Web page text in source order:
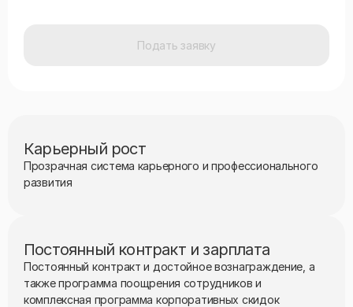
Подать заявку
Карьерный рост
Прозрачная система карьерного и профессионального
развития
Постоянный контракт и зарплата
Постоянный контракт и достойное вознаграждение, а
также программа поощрения сотрудников и
комплексная программа корпоративных скидок